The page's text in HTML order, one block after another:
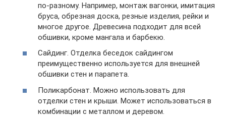
по-разному. Например, монтаж вагонки, имитация
бруса, обрезная доска, резные изделия, рейки и
многое другое. Древесина подходит для всей
обшивки, кроме мангала и барбекю.
Сайдинг. Отделка беседок сайдингом
преимущественно используется для внешней
обшивки стен и парапета.
Поликарбонат. Можно использовать для
отделки стен и крыши. Может использоваться в
комбинации с металлом и деревом.